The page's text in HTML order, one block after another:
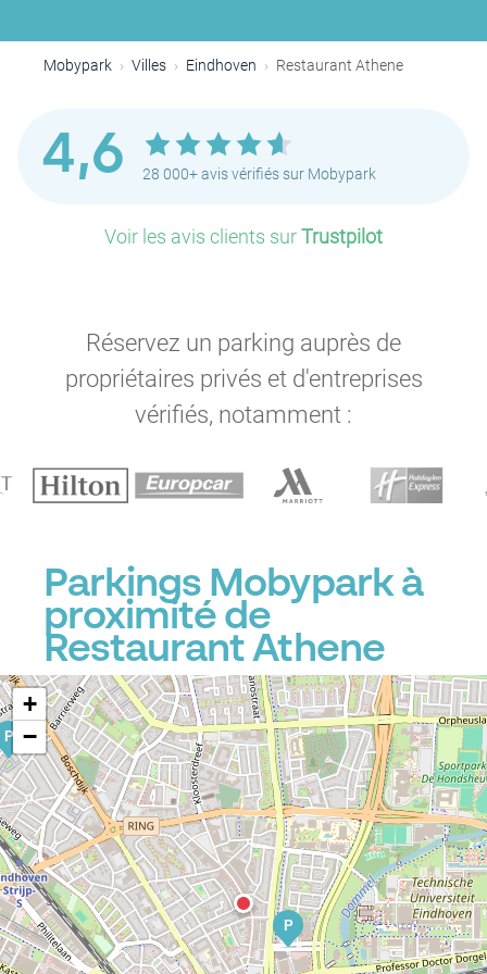
Mobypark Villes Eindhoven Restaurant Athene
4,6 28 000+ avis vérifiés sur Mobypark
Voir les avis clients surTrustpilot
Réservez un parking auprès de
propriétaires privés et d'entreprises
vérifiés, notamment :
Parkings Mobypark à
proximité de
Restaurant Athene
P
P
+
−